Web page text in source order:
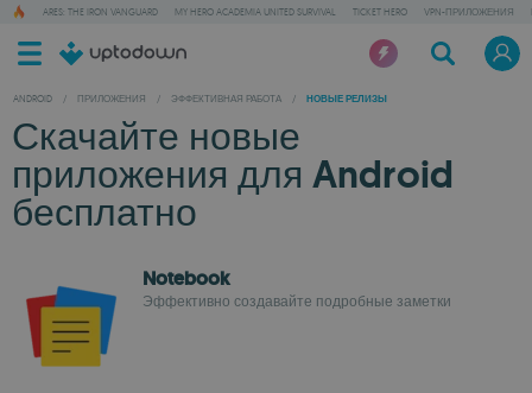
ARES: THE IRON VANGUARD MY HERO ACADEMIA UNITED SURVIVAL TICKET HERO VPN-ПРИЛОЖЕНИЯ
ANDROID / ПРИЛОЖЕНИЯ / ЭФФЕКТИВНАЯ РАБОТА / НОВЫЕ РЕЛИЗЫ
Скачайте новые
приложения для Android
бесплатно
Notebook
Эффективно создавайте подробные заметки